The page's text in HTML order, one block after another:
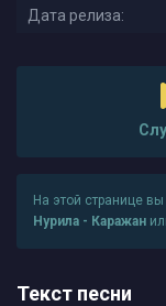
Дата релиза:
На этой странице
Нурила - Каражан
Текст песни